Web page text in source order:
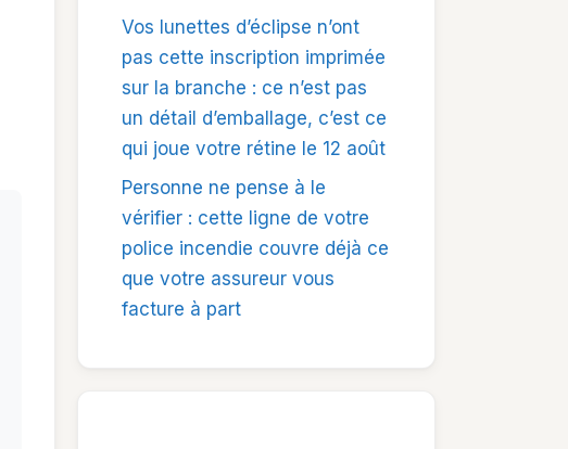
Vos lunettes d’éclipse n’ont
pas cette inscription imprimée
sur la branche : ce n’est pas
un détail d’emballage, c’est ce
qui joue votre rétine le 12 août
Personne ne pense à le
vérifier : cette ligne de votre
police incendie couvre déjà ce
que votre assureur vous
facture à part